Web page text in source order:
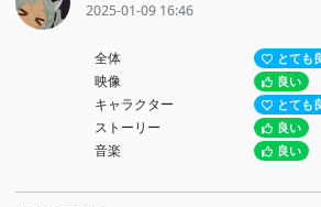
2025-01-09 16:46
全体 とても
映像 良い
キャラクター とても
ストーリー 良い
音楽 良い